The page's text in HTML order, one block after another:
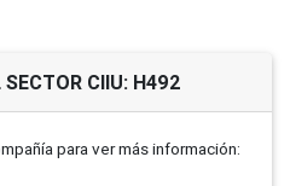
SECTOR CIIU: H492
para ver más información: